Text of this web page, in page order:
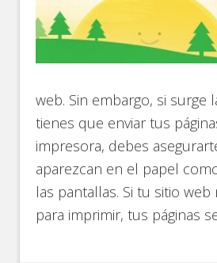
web. Sin embargo, si surge
tienes que enviar tus
impresora, debes
aparezcan en el papel
las pantallas. Si tu sitio
para imprimir, tus páginas